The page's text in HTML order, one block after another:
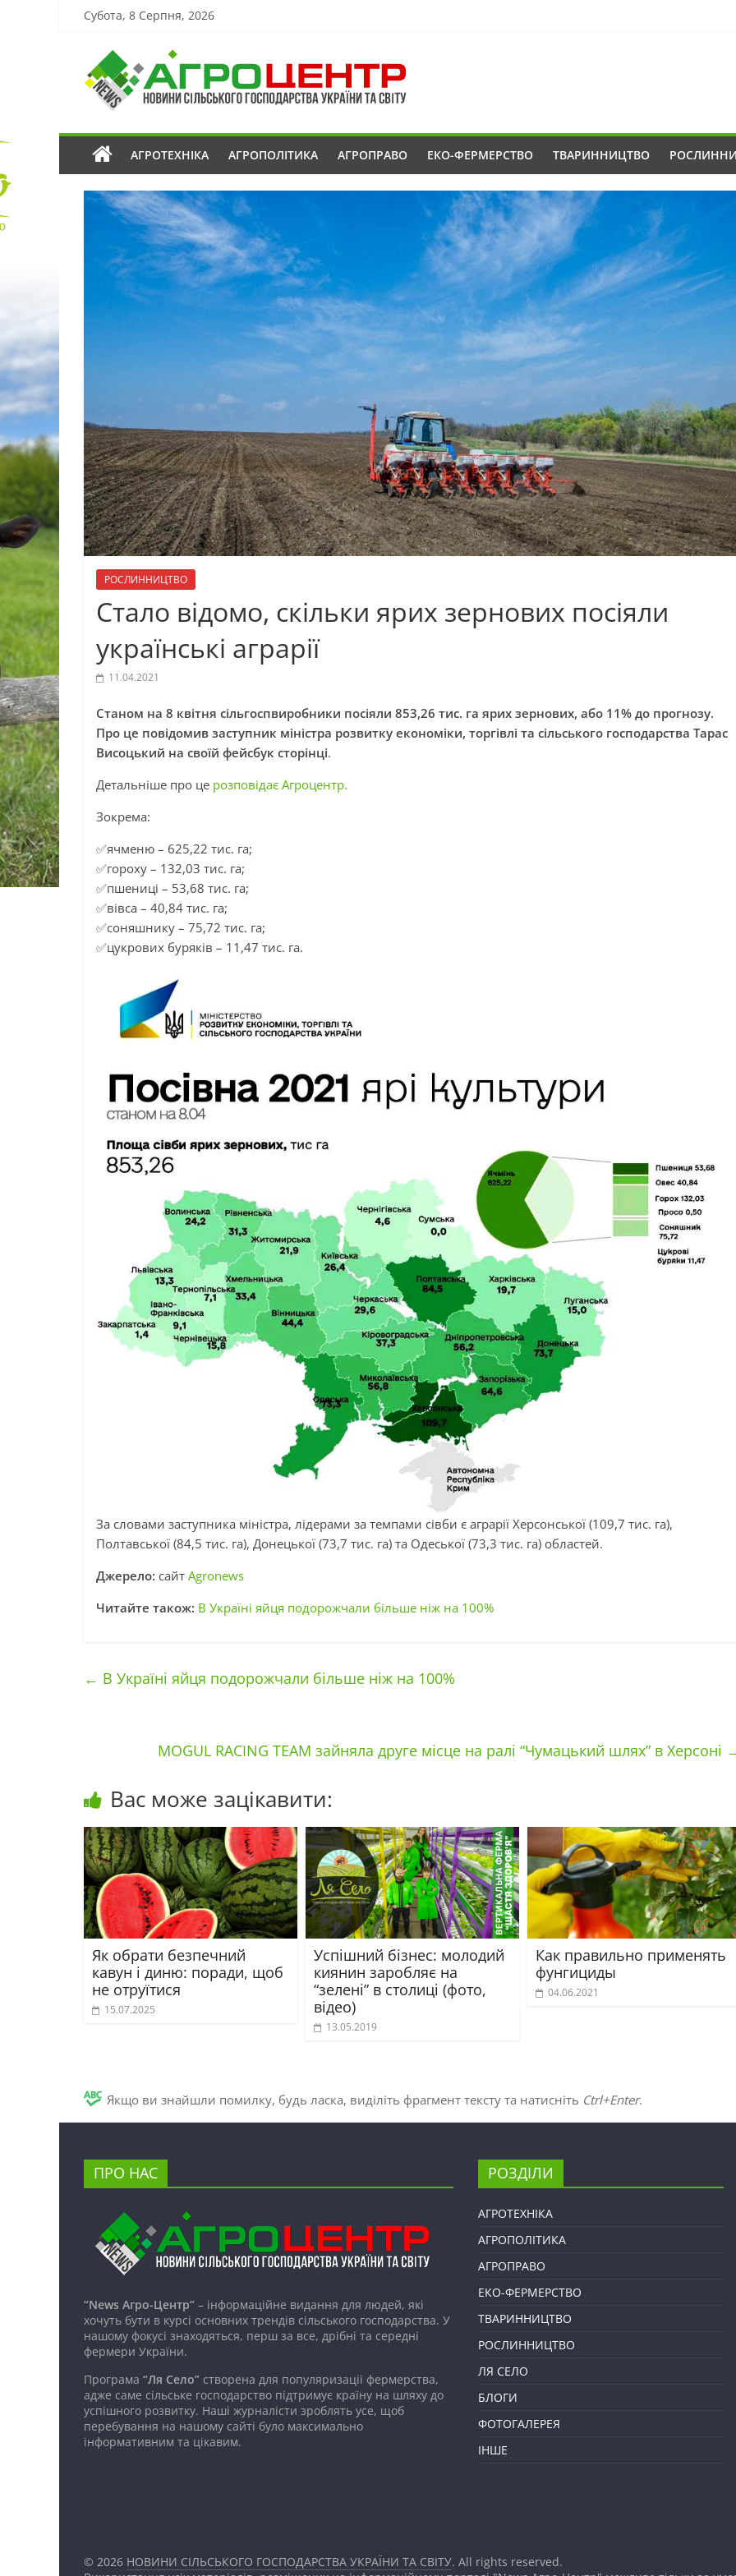
Субота, 8 Серпня, 2026
АГРОТЕХНІКА АГРОПОЛІТИКА АГРОПРАВО ЕКО-ФЕРМЕРСТВО ТВАРИННИЦТВО
РОСЛИННИЦТВО
Стало відомо, скільки ярих зернових посіяли
українські аграрії
11.04.2021
Станом на 8 квітня сільгоспвиробники посіяли 853,26 тис. га ярих зернових, або 11% до прогнозу.
Про це повідомив заступник міністра розвитку економіки, торгівлі та сільського господарства Тарас
Висоцький на своїй фейсбук сторінці.
Детальніше про це розповідає Агроцентр.
Зокрема:
✅ячменю – 625,22 тис. га;
✅гороху – 132,03 тис. га;
✅пшениці – 53,68 тис. га;
✅вівса – 40,84 тис. га;
✅соняшнику – 75,72 тис. га;
✅цукрових буряків – 11,47 тис. га.
За словами заступника міністра, лідерами за темпами сівби є аграрії Херсонської (109,7 тис. га),
Полтавської (84,5 тис. га), Донецької (73,7 тис. га) та Одеської (73,3 тис. га) областей.
Джерело: сайт Agronews
Читайте також: В Україні яйця подорожчали більше ніж на 100%
← В Україні яйця подорожчали більше ніж на 100%
MOGUL RACING TEAM зайняла друге місце на ралі “Чумацький шлях” в Херсоні
Вас може зацікавити:
Як обрати безпечний
кавун і диню: поради, щоб
не отруїтися
15.07.2025
Успішний бізнес: молодий
киянин заробляє на
“зелені” в столиці (фото,
відео)
13.05.2019
Как правильно применять
фунгициды
04.06.2021
Якщо ви знайшли помилку, будь ласка, виділіть фрагмент тексту та натисніть Ctrl+Enter.
ПРО НАС
“News Агро-Центр” – інформаційне видання для людей, які
хочуть бути в курсі основних трендів сільського господарства. У
нашому фокусі знаходяться, перш за все, дрібні та середні
фермери України.
Програма “Ля Село” створена для популяризації фермерства,
адже саме сільське господарство підтримує країну на шляху до
успішного розвитку. Наші журналісти зроблять усе, щоб
перебування на нашому сайті було максимально
інформативним та цікавим.
РОЗДІЛИ
АГРОТЕХНІКА
АГРОПОЛІТИКА
АГРОПРАВО
ЕКО-ФЕРМЕРСТВО
ТВАРИННИЦТВО
РОСЛИННИЦТВО
ЛЯ СЕЛО
БЛОГИ
ФОТОГАЛЕРЕЯ
ІНШЕ
© 2026 НОВИНИ СІЛЬСЬКОГО ГОСПОДАРСТВА УКРАЇНИ ТА СВІТУ. All rights reserved.